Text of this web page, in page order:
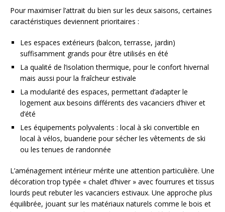
Pour maximiser l’attrait du bien sur les deux saisons, certaines
caractéristiques deviennent prioritaires :
Les espaces extérieurs (balcon, terrasse, jardin)
suffisamment grands pour être utilisés en été
La qualité de l’isolation thermique, pour le confort hivernal
mais aussi pour la fraîcheur estivale
La modularité des espaces, permettant d’adapter le
logement aux besoins différents des vacanciers d’hiver et
d’été
Les équipements polyvalents : local à ski convertible en
local à vélos, buanderie pour sécher les vêtements de ski
ou les tenues de randonnée
L’aménagement intérieur mérite une attention particulière. Une
décoration trop typée « chalet d’hiver » avec fourrures et tissus
lourds peut rebuter les vacanciers estivaux. Une approche plus
équilibrée, jouant sur les matériaux naturels comme le bois et